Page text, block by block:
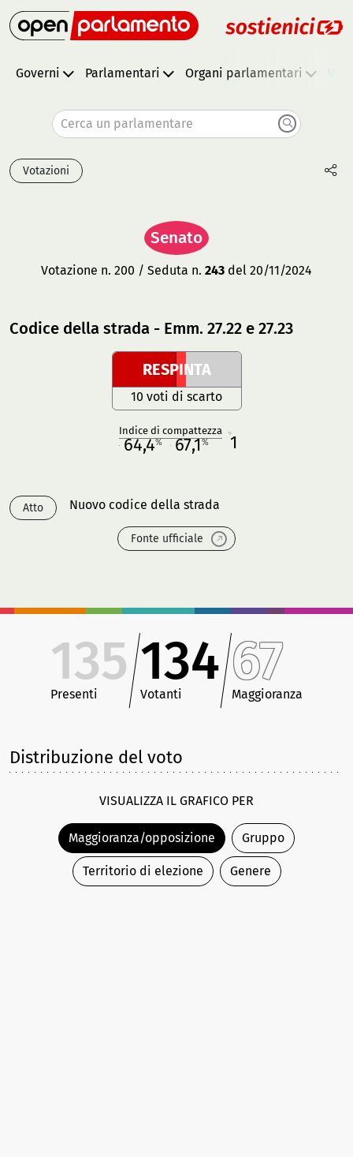
Governi Parlamentari Organi parlamentari
Cerca un parlamentare
Votazioni
Senato
Votazione n. 200 / Seduta n. 243 del 20/11/2024
Codice della strada - Emm. 27.22 e 27.23
RESPINTA
10 voti di scarto
Indice di compattezza
64,4% 67,1% 1
Atto Nuovo codice della strada
Fonte ufficiale
135
Presenti
134
Votanti
67
Maggioranza
Distribuzione del voto
VISUALIZZA IL GRAFICO PER
Maggioranza/opposizione Gruppo
Territorio di elezione Genere